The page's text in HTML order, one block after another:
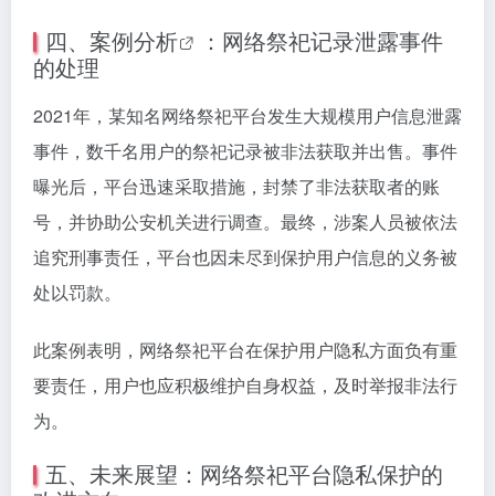
四、 案例分析
：网络祭祀记录泄露事件
的处理
2021年，某知名网络祭祀平台发生大规模用户信息泄露
事件，数千名用户的祭祀记录被非法获取并出售。事件
曝光后，平台迅速采取措施，封禁了非法获取者的账
号，并协助公安机关进行调查。最终，涉案人员被依法
追究刑事责任，平台也因未尽到保护用户信息的义务被
处以罚款。
此案例表明，网络祭祀平台在保护用户隐私方面负有重
要责任，用户也应积极维护自身权益，及时举报非法行
为。
五、未来展望：网络祭祀平台隐私保护的